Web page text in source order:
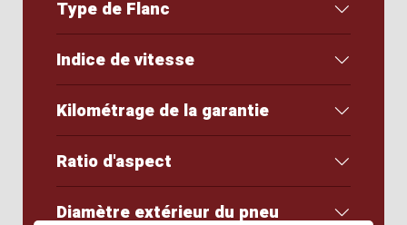
Type de Flanc
Indice de vitesse
Kilométrage de la garantie
Ratio d'aspect
Diamètre extérieur du pneu